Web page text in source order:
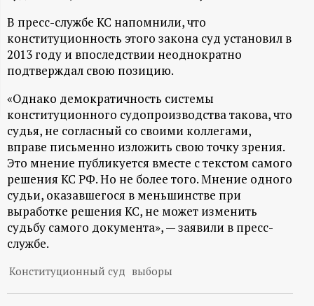
р
м
а
ц
и
о
н
н
ы
В пресс-службе КС напомнили, что
конституционность этого закона суд установил в
2013 году и впоследствии неоднократно
подтверждал свою позицию.
«Однако демократичность системы
конституционного судопроизводства такова, что
судья, не согласный со своими коллегами,
вправе письменно изложить свою точку зрения.
Это мнение публикуется вместе с текстом самого
решения КС РФ. Но не более того. Мнение одного
судьи, оказавшегося в меньшинстве при
выработке решения КС, не может изменить
судьбу самого документа», — заявили в пресс-
службе.
Конституционный суд выборы